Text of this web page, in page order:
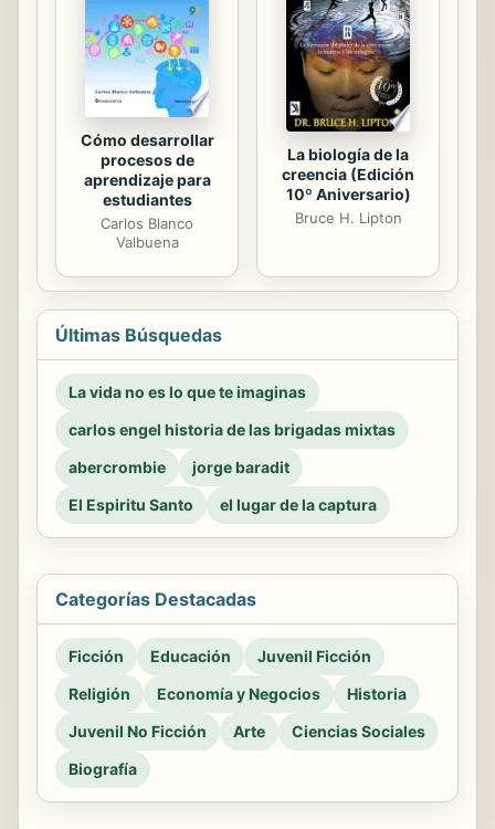
Cómo desarrollar
procesos de
aprendizaje para
estudiantes
Carlos Blanco
Valbuena
La biología de la
creencia (Edición
10º Aniversario)
Bruce H. Lipton
Últimas Búsquedas
La vida no es lo que te imaginas
carlos engel historia de las brigadas mixtas
abercrombie
jorge baradit
El Espiritu Santo
el lugar de la captura
Categorías Destacadas
Ficción Educación
Juvenil Ficción
Religión
Economía y Negocios
Historia
Juvenil No Ficción
Arte
Ciencias Sociales
Biografía